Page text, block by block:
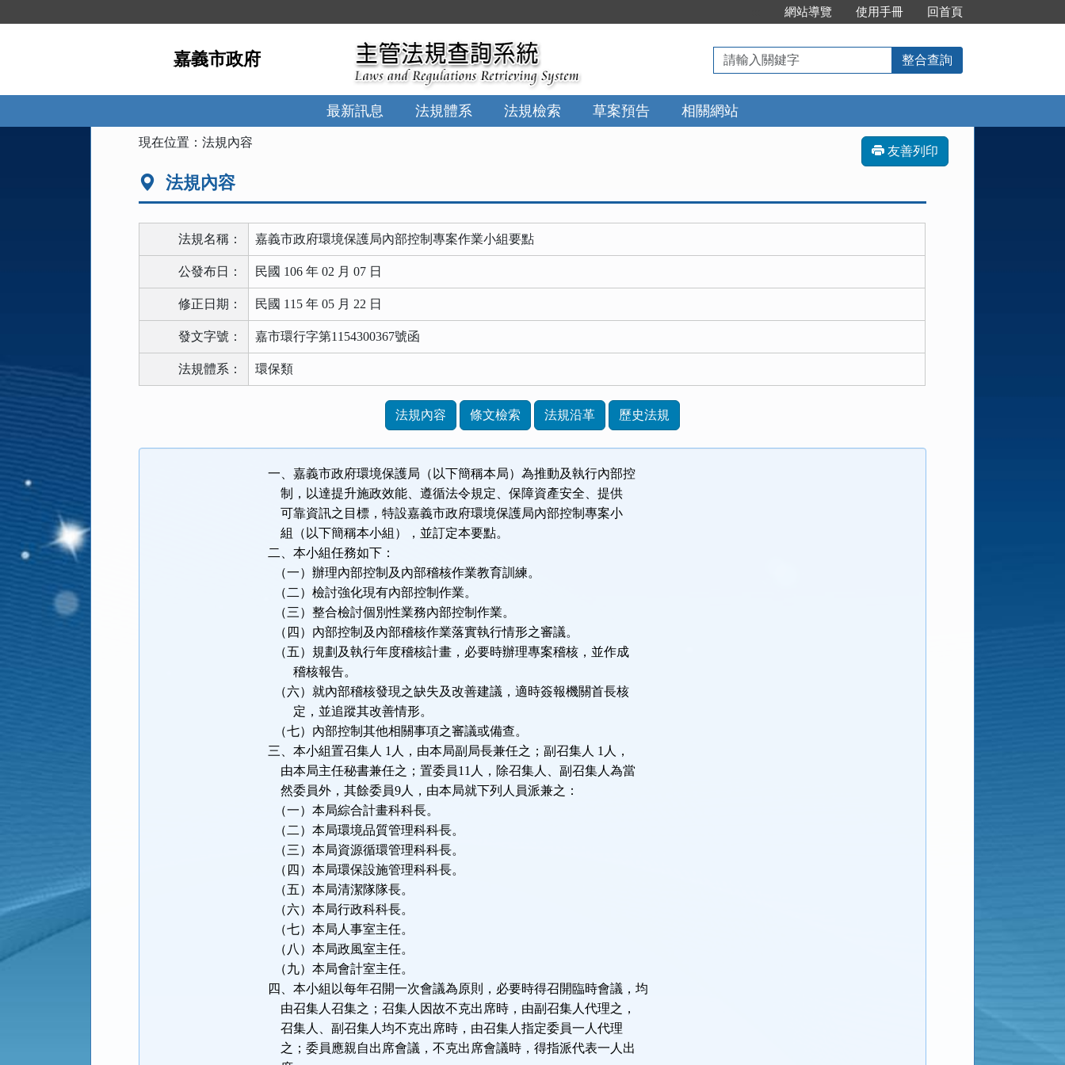
到
網站導覽 使用手冊 回首頁
嘉義市政府
請
輸
入
關
鍵
整合查詢
最新訊息 法規體系 法規檢索 草案預告 相關網站
現在位置：法規內容
友善列印
法規內容
法規名稱： 嘉義市政府環境保護局內部控制專案作業小組要點
公發布日： 民國 106 年 02 月 07 日
修正日期： 民國 115 年 05 月 22 日
發文字號： 嘉市環行字第1154300367號函
法規體系： 環保類
功
法規內容 條文檢索 法規沿革 歷史法規
一、嘉義市政府環境保護局（以下簡稱本局）為推動及執行內部控
制，以達提升施政效能、遵循法令規定、保障資產安全、提供
可靠資訊之目標，特設嘉義市政府環境保護局內部控制專案小
組（以下簡稱本小組），並訂定本要點。
二、本小組任務如下：
（一）辦理內部控制及內部稽核作業教育訓練。
（二）檢討強化現有內部控制作業。
（三）整合檢討個別性業務內部控制作業。
（四）內部控制及內部稽核作業落實執行情形之審議。
（五）規劃及執行年度稽核計畫，必要時辦理專案稽核，並作成
稽核報告。
（六）就內部稽核發現之缺失及改善建議，適時簽報機關首長核
定，並追蹤其改善情形。
（七）內部控制其他相關事項之審議或備查。
三、本小組置召集人 1 人，由本局副局長兼任之；副召集人 1 人，
由本局主任秘書兼任之；置委員11 人，除召集人、副召集人為當
然委員外，其餘委員9人，由本局就下列人員派兼之：
（一）本局綜合計畫科科長。
（二）本局環境品質管理科科長。
（三）本局資源循環管理科科長。
（四）本局環保設施管理科科長。
（五）本局清潔隊隊長。
（六）本局行政科科長。
（七）本局人事室主任。
（八）本局政風室主任。
（九）本局會計室主任。
四、本小組以每年召開一次會議為原則，必要時得召開臨時會議，均
由召集人召集之；召集人因故不克出席時，由副召集人代理之，
召集人、副召集人均不克出席時，由召集人指定委員一人代理
之；委員應親自出席會議，不克出席會議時，得指派代表一人出